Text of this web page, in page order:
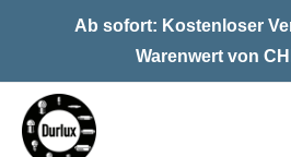
Ab sofort: Kostenloser
Warenwert von